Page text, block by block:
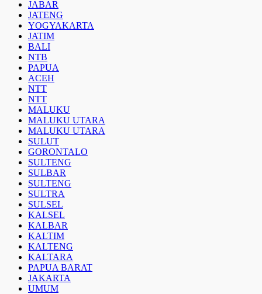
JABAR
JATENG
YOGYAKARTA
JATIM
BALI
NTB
PAPUA
ACEH
NTT
NTT
MALUKU
MALUKU UTARA
MALUKU UTARA
SULUT
GORONTALO
SULTENG
SULBAR
SULTENG
SULTRA
SULSEL
KALSEL
KALBAR
KALTIM
KALTENG
KALTARA
PAPUA BARAT
JAKARTA
UMUM